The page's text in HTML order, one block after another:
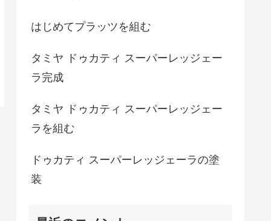
はじめてプラッツを組む
タミヤ ドゥカティ スーパーレッジェー
ラ完成
タミヤ ドゥカティ スーパーレッジェー
ラを組む
ドゥカティ スーパーレッジェーラの塗
装